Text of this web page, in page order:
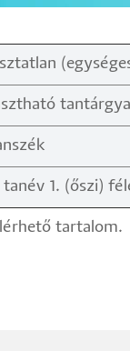
1. (őszi)
tartalom.